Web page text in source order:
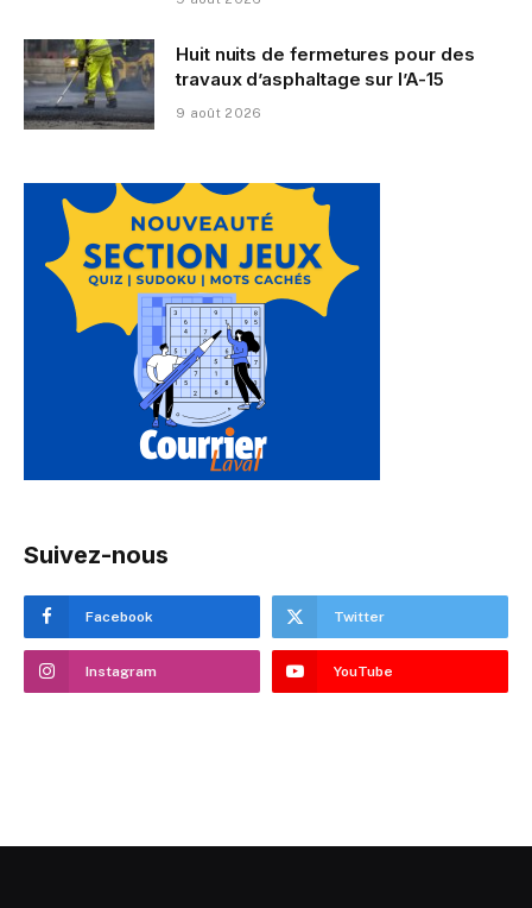
Huit nuits de fermetures pour des
travaux d’asphaltage sur l’A-15
9 août 2026
Suivez-nous
Facebook Twitter
Instagram YouTube